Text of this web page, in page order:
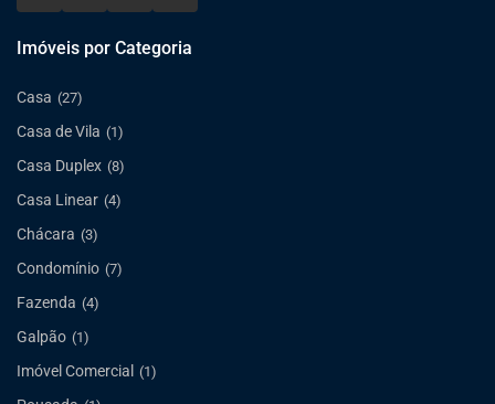
Imóveis por Categoria
Casa (27)
Casa de Vila (1)
Casa Duplex (8)
Casa Linear (4)
Chácara (3)
Condomínio (7)
Fazenda (4)
Galpão (1)
Imóvel Comercial (1)